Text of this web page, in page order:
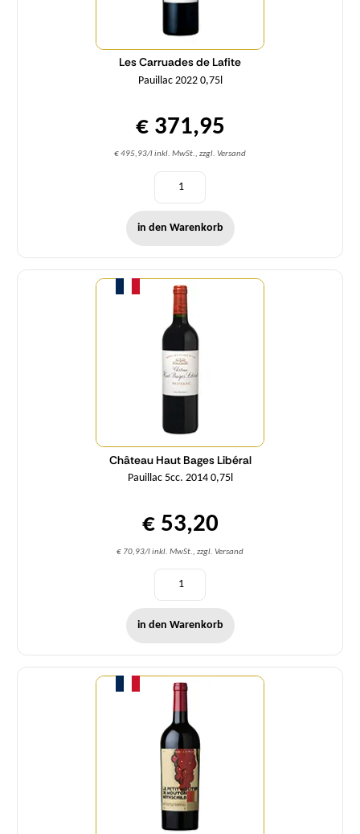
Les Carruades de Lafite
Pauillac 2022 0,75l
€ 371,95
€ 495,93/l inkl. MwSt., zzgl. Versand
in den Warenkorb
Château Haut Bages Libéral
Pauillac 5cc. 2014 0,75l
€ 53,20
€ 70,93/l inkl. MwSt., zzgl. Versand
Menge
in den Warenkorb
Menge